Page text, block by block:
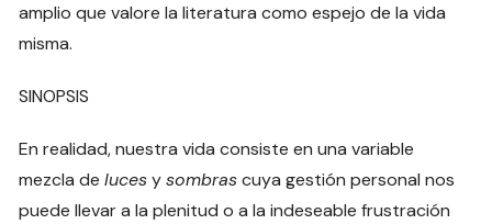
amplio que valore la literatura como espejo de la vida
misma.
SINOPSIS
En realidad, nuestra vida consiste en una variable
mezcla delucesysombrascuya gestión personal nos
puede llevar a la plenitud o a la indeseable frustración